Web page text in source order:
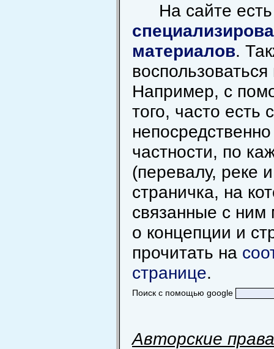
На сайте
материалов.
Например, с
того, часто есть
частности, по
(перевалу, реке
страничка, на
связанные с
о концепции и
прочитать на
странице.
Поиск с помощью google
Авторские права